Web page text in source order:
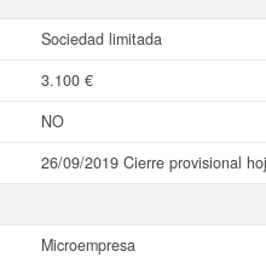
Sociedad limitada
3.100 €
NO
26/09/2019 Cierre provisional
Microempresa